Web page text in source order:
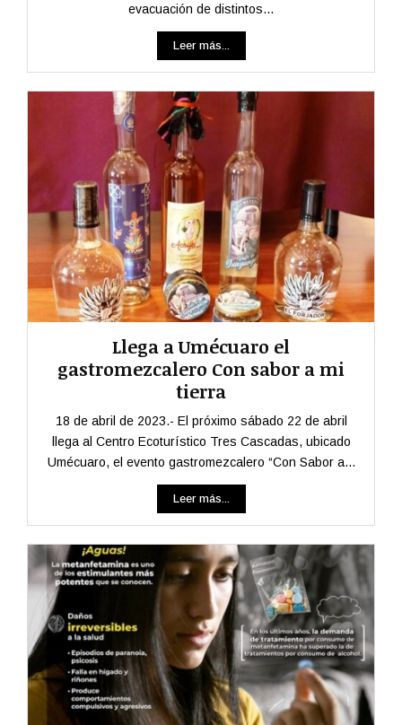
evacuación de distintos...
Leer más...
Llega a Umécuaro el
gastromezcalero Con sabor a mi
tierra
18 de abril de 2023.- El próximo sábado 22 de abril
llega al Centro Ecoturístico Tres Cascadas, ubicado
Umécuaro, el evento gastromezcalero “Con Sabor a...
Leer más...